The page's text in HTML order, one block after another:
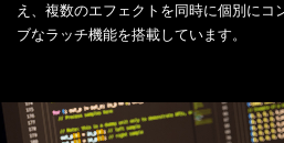
え、複数のエフェクトを同時に個別にコ
ブなラッチ機能を搭載しています。